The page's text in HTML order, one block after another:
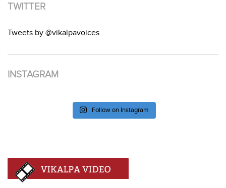
TWITTER
Tweets by @vikalpavoices
INSTAGRAM
Follow on Instagram